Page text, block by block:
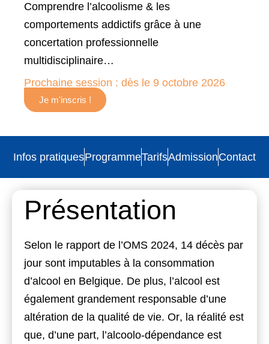
Comprendre l’alcoolisme & les
comportements addictifs grâce à une
concertation professionnelle
multidisciplinaire…
Prochaine session : dès le 9 octobre 2026
Je m'inscris !
Infos pratiquesProgrammeTarifsAdmissionContact
Présentation
Selon le rapport de l’OMS 2024, 14 décès par
jour sont imputables à la consommation
d’alcool en Belgique. De plus, l’alcool est
également grandement responsable d’une
altération de la qualité de vie.Or, la réalité est
que, d’une part, l’alcoolo-dépendance est